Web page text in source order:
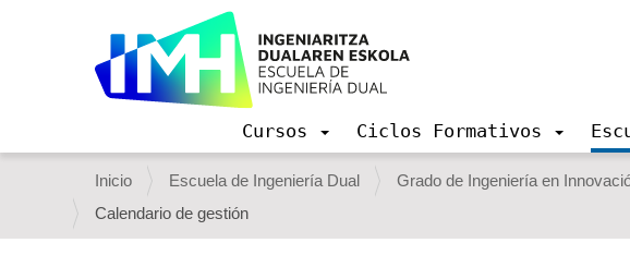
v
e
g
Cursos Ciclos Formativos
U
s
t
Inicio Escuela de Ingeniería Dual Grado de Ingeniería en
Calendario de gestión